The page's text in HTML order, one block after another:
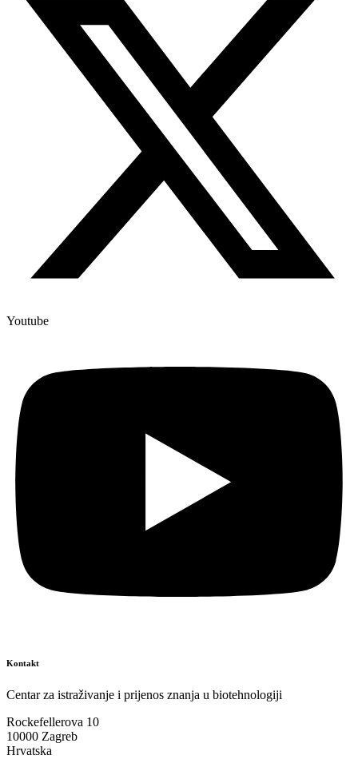
Youtube
Kontakt
Centar za istraživanje i prijenos znanja u biotehnologiji
Rockefellerova 10
10000 Zagreb
Hrvatska